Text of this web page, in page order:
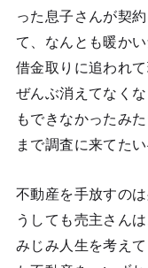
った息子さんが契
て、なんとも暖か
借金取りに追われ
ぜんぶ消えてなく
もできなかったみ
まで調査に来てたい
不動産を手放すの
うしても売主さん
みじみ人生を考え